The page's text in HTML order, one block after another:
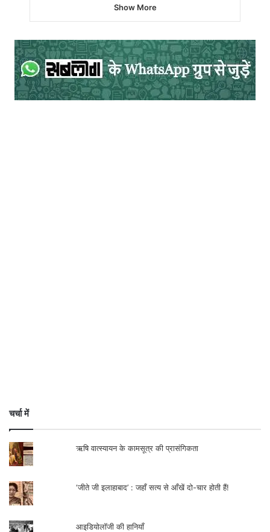
Show More
चर्चा में
ऋषि वात्स्यायन के कामसूत्र की प्रासंगिकता
‘जीते जी इलाहाबाद’ : जहाँ सत्य से आँखें दो-चार होती हैं!
आइडियोलॉजी की हानियाँ